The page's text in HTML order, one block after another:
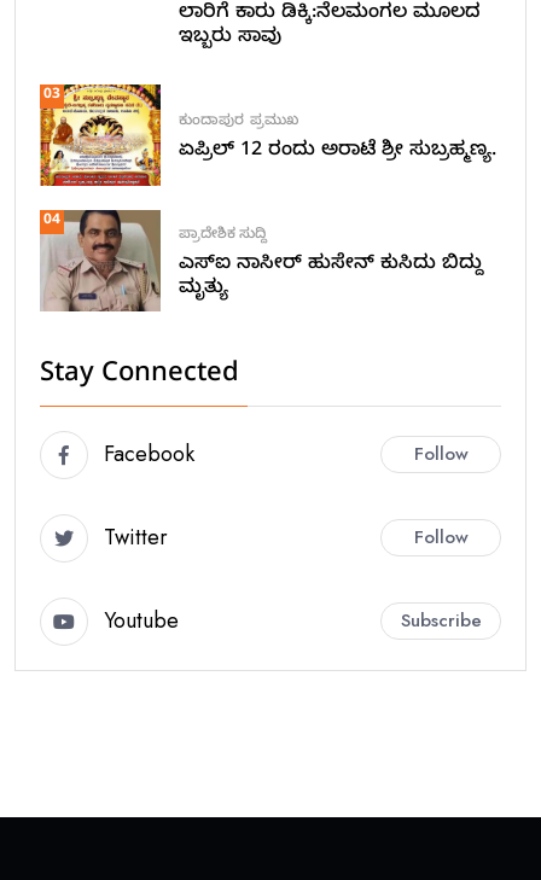
ಲಾರಿಗೆ ಕಾರು ಡಿಕ್ಕಿ:ನೆಲಮಂಗಲ ಮೂಲದ
ಇಬ್ಬರು ಸಾವು
03
ಕುಂದಾಪುರ ಪ್ರಮುಖ
ಏಪ್ರಿಲ್ 12 ರಂದು ಅರಾಟೆ ಶ್ರೀ ಸುಬ್ರಹ್ಮಣ್ಯ.
04
ಪ್ರಾದೇಶಿಕ ಸುದ್ದಿ
ಎಸ್ಐ ನಾಸೀರ್ ಹುಸೇನ್ ಕುಸಿದು ಬಿದ್ದು
ಮೃತ್ಯು
Stay Connected
Facebook Follow
Twitter Follow
Youtube Subscribe